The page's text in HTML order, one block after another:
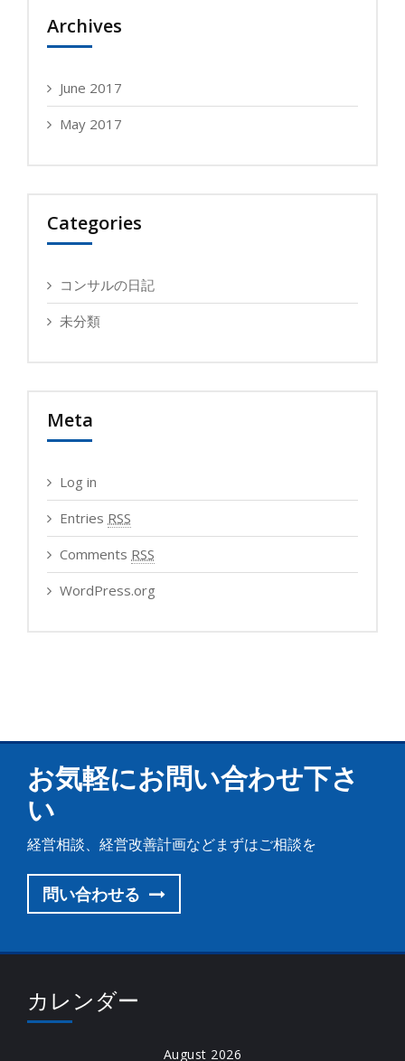
Archives
June 2017
May 2017
Categories
コンサルの日記
未分類
Meta
Log in
Entries RSS
Comments RSS
WordPress.org
お気軽にお問い合わせ下さ
い
経営相談、経営改善計画などまずはご相談を
問い合わせる
カレンダー
August 2026